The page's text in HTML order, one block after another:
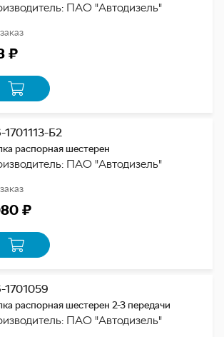
ПАО "Автодизель"
₽
1701113-Б2
распорная шестерен
ПАО "Автодизель"
₽
1701059
распорная шестерен 2-3 передачи
ПАО "Автодизель"